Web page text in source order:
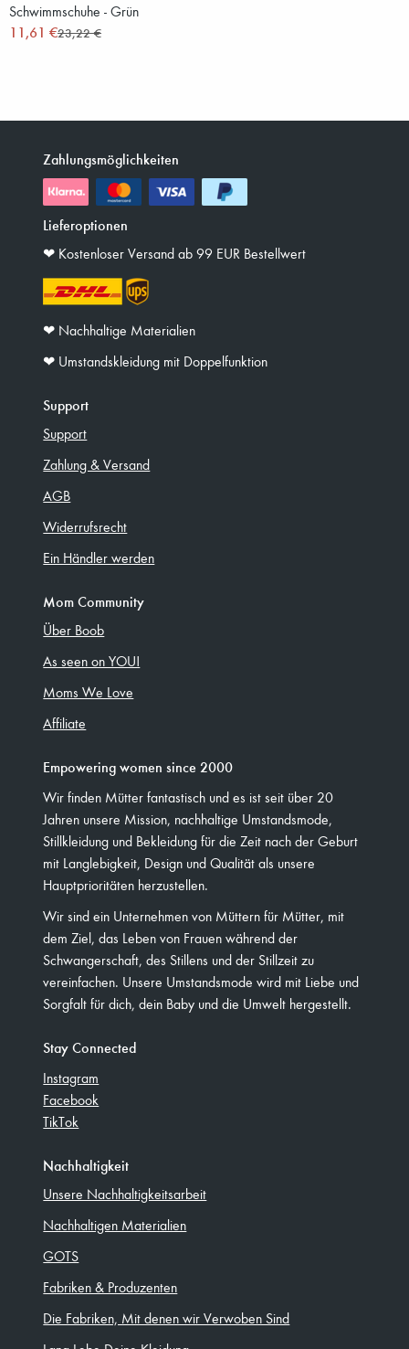
Schwimmschuhe - Grün
11,61 €23,22 €
Zahlungsmöglichkeiten
Lieferoptionen
❤︎ Kostenloser Versand ab 99 EUR Bestellwert
❤︎ Nachhaltige Materialien
❤︎ Umstandskleidung mit Doppelfunktion
Support
Support
Zahlung & Versand
AGB
Widerrufsrecht
Ein Händler werden
Mom Community
Über Boob
As seen on YOU!
Moms We Love
Affiliate
Empowering women since 2000
Wir finden Mütter fantastisch und es ist seit über 20
Jahren unsere Mission, nachhaltige Umstandsmode,
Stillkleidung und Bekleidung für die Zeit nach der Geburt
mit Langlebigkeit, Design und Qualität als unsere
Hauptprioritäten herzustellen.
Wir sind ein Unternehmen von Müttern für Mütter, mit
dem Ziel, das Leben von Frauen während der
Schwangerschaft, des Stillens und der Stillzeit zu
vereinfachen. Unsere Umstandsmode wird mit Liebe und
Sorgfalt für dich, dein Baby und die Umwelt hergestellt.
Stay Connected
Instagram
Facebook
TikTok
Nachhaltigkeit
Unsere Nachhaltigkeitsarbeit
Nachhaltigen Materialien
GOTS
Fabriken & Produzenten
Die Fabriken, Mit denen wir Verwoben Sind